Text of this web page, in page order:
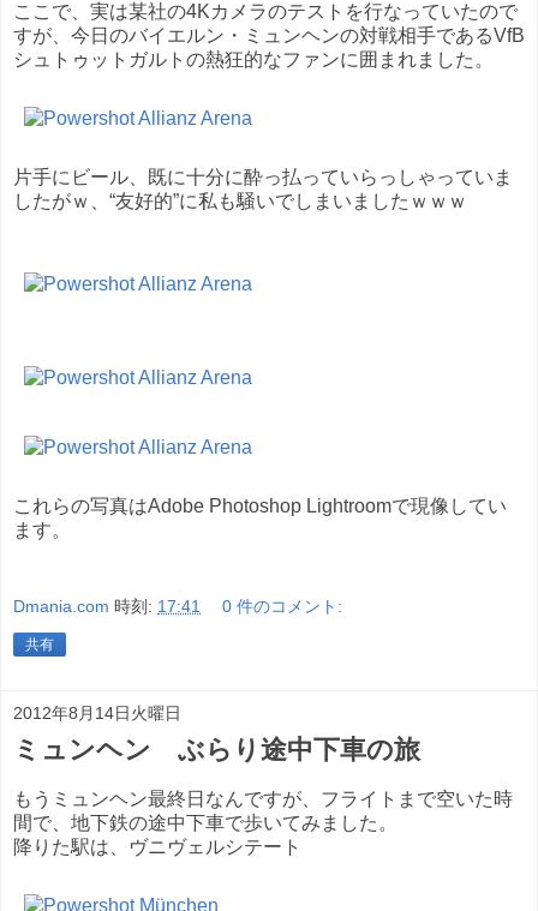
ここで、実は某社の4Kカメラのテストを行なっていたので
すが、今日のバイエルン・ミュンヘンの対戦相手であるVfB
シュトゥットガルトの熱狂的なファンに囲まれました。
片手にビール、既に十分に酔っ払っていらっしゃっていま
したがｗ、“友好的”に私も騒いでしまいましたｗｗｗ
これらの写真はAdobe Photoshop Lightroomで現像してい
ます。
Dmania.com 時刻: 17:41 0 件のコメント:
共有
2012年8月14日火曜日
ミュンヘン ぶらり途中下車の旅
もうミュンヘン最終日なんですが、フライトまで空いた時
間で、地下鉄の途中下車で歩いてみました。
降りた駅は、ヴニヴェルシテート